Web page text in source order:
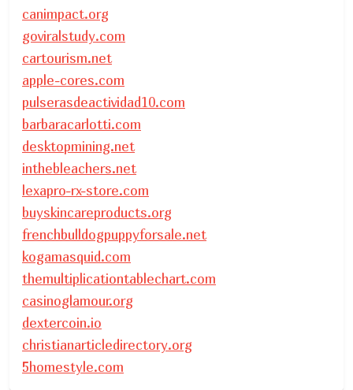
canimpact.org
goviralstudy.com
cartourism.net
apple-cores.com
pulserasdeactividad10.com
barbaracarlotti.com
desktopmining.net
inthebleachers.net
lexapro-rx-store.com
buyskincareproducts.org
frenchbulldogpuppyforsale.net
kogamasquid.com
themultiplicationtablechart.com
casinoglamour.org
dextercoin.io
christianarticledirectory.org
5homestyle.com